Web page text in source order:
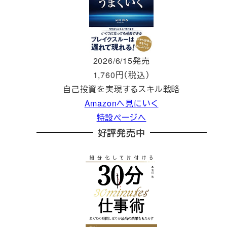
2026/6/15発売
1,760円（税込）
自己投資を実現するスキル戦略
Amazonへ見にいく
特設ページへ
好評発売中